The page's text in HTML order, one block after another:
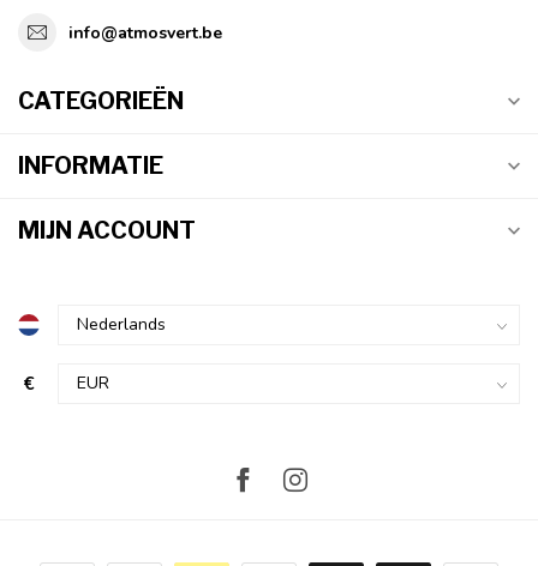
info@atmosvert.be
CATEGORIEËN
INFORMATIE
MIJN ACCOUNT
€